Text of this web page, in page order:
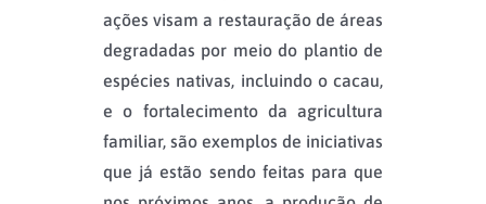
ações visam a restauração de áreas
degradadas por meio do plantio de
espécies nativas, incluindo o cacau,
e o fortalecimento da agricultura
familiar, são exemplos de iniciativas
que já estão sendo feitas para que